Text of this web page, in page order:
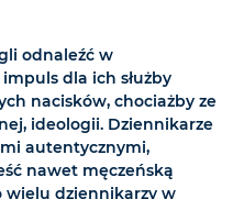
odnaleźć w
dla ich służby
nacisków, chociażby ze
ideologii. Dziennikarze
autentycznymi,
nawet męczeńską
wielu dziennikarzy w